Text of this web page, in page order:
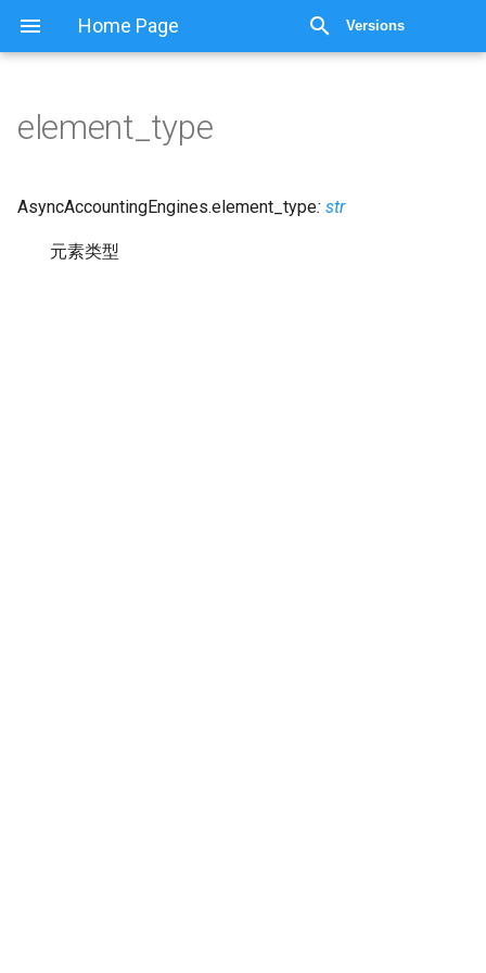
Home Page Versions
显示源代码
element_type
AsyncAccountingEngines.element_type: str
元素类型